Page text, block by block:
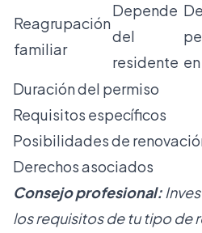
Reagrupación
familiar
Depende
del
residente
Duración del permiso
Requisitos específicos
Posibilidades de
Derechos asociados
Consejo profesional:
los requisitos de tu tipo de